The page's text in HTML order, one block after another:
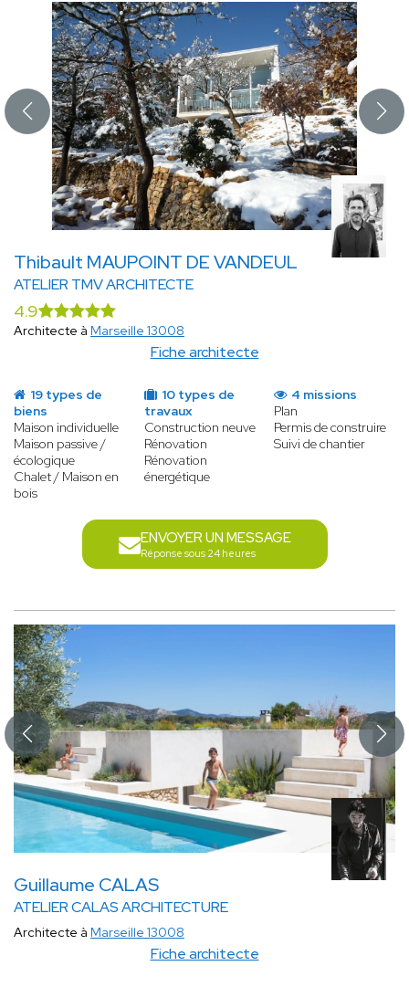
Thibault MAUPOINT DE VANDEUL
ATELIER TMV ARCHITECTE
Fiche architecte
4.9
Architecte à Marseille 13008
19 types de
biens
Maison individuelle
Maison passive /
écologique
Chalet / Maison en
bois
10 types de
travaux
Construction neuve
Rénovation
Rénovation
énergétique
4 missions
Plan
Permis de construire
Suivi de chantier
ENVOYER UN MESSAGE
Réponse sous 24 heures
Guillaume CALAS
ATELIER CALAS ARCHITECTURE
Fiche architecte
Architecte à Marseille 13008